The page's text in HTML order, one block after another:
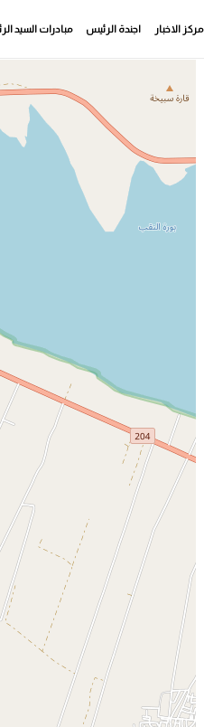
مركز الاخبار اجندة الرئيس مبادرات السيد